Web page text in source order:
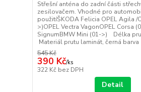
Střešní anténa do zadní části
zesilovačem. Vhodné pro
použitíŠKODA Felicia OPEL Agila /
>)OPEL Vectra VagonOPEL Corsa
SignumBMW Mini (01->) Délka
Materiál prutu laminát, černá barva
545 Kč
390 Kč/ks
322 Kč bez DPH
Detail